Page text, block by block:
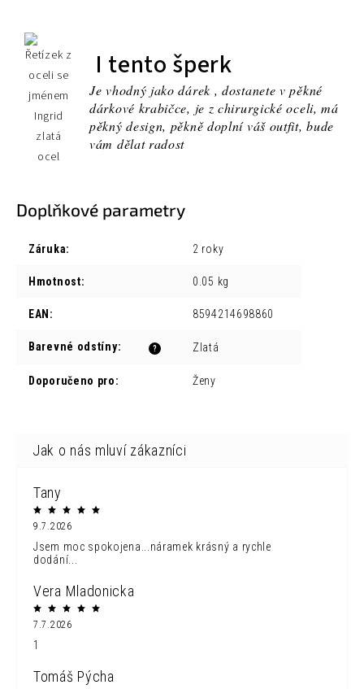
I tento šperk
Je vhodný jako dárek , dostanete v pěkné
dárkové krabičce, je z chirurgické oceli, má
pěkný design, pěkně doplní váš outfit, bude
vám dělat radost
Doplňkové parametry
Záruka: 2 roky
Hmotnost: 0.05 kg
EAN : 8594214698860
?
Barevné odstíny: Zlatá
Doporučeno pro: Ženy
Tany
9.7.2026
Jsem moc spokojena...náramek krásný a rychle
dodání...
Vera Mladonicka
7.7.2026
1
Tomáš Pýcha